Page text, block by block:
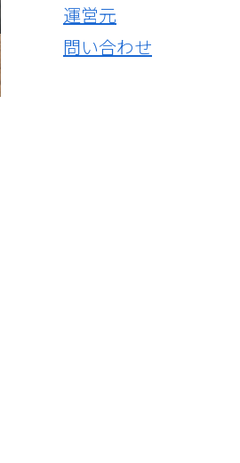
運営元
問い合わせ